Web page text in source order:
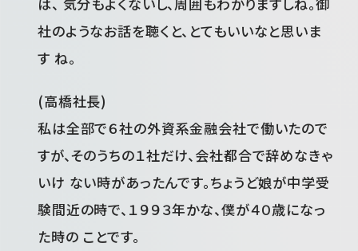
社のようなお話を聴くと、とてもいいなと思いま
す ね。
(高橋社長)
私は全部で６社の外資系金融会社で働いたので
すが、そのうちの１社だけ、会社都合で辞めなきゃ
いけ ない時があったんです。ちょうど娘が中学受
験間近の時で、１９９３年かな、僕が４０歳になっ
た時の ことです。